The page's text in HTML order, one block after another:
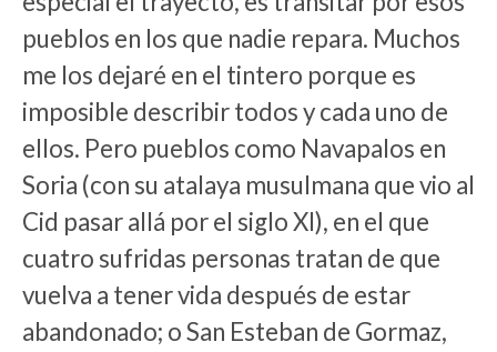
pueblos en los que nadie repara. Muchos
me los dejaré en el tintero porque es
imposible describir todos y cada uno de
ellos. Pero pueblos como Navapalos en
Soria (con su atalaya musulmana que vio al
Cid pasar allá por el siglo XI), en el que
cuatro sufridas personas tratan de que
vuelva a tener vida después de estar
abandonado; o San Esteban de Gormaz,